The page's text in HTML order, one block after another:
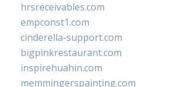
hrsreceivables.com
empconst1.com
cinderella-support.com
bigpinkrestaurant.com
inspirehuahin.com
memmingerspainting.com